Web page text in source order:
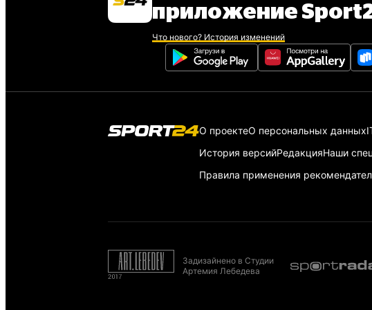
приложение
Что нового? История изменений
О проектеО персональных данных
История версийРедакцияНаши
Правила применения
Задизайнено в Студии
Артемия Лебедева